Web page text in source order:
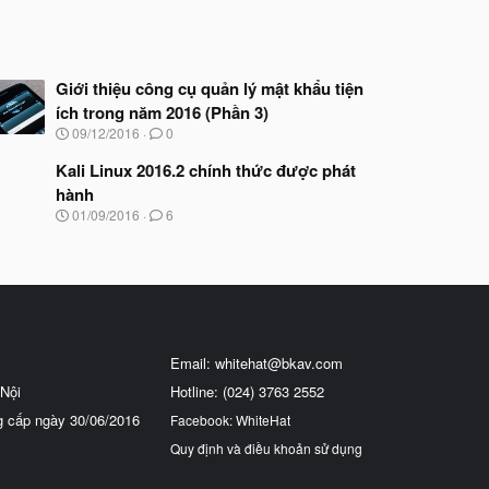
Giới thiệu công cụ quản lý mật khẩu tiện
ích trong năm 2016 (Phần 3)
N
à
b
ắ
u
09/12/2016 0
Kali Linux 2016.2 chính thức được phát
hành
N
b
01/09/2016 6
cấp ngày 30/06/2016
Email: whitehat@bkav.com
Hotline: (024) 3763 2552
Facebook: WhiteHat
Quy định và điều khoản sử dụng